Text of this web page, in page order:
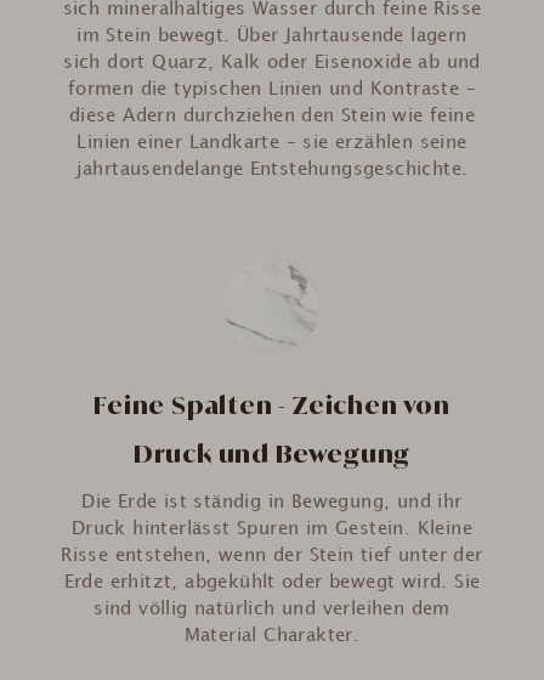
sich mineralhaltiges Wasser durch feine Risse
im Stein bewegt. Über Jahrtausende lagern
sich dort Quarz, Kalk oder Eisenoxide ab und
formen die typischen Linien und Kontraste –
diese Adern durchziehen den Stein wie feine
Linien einer Landkarte – sie erzählen seine
jahrtausendelange Entstehungsgeschichte.
Feine Spalten - Zeichen von
Druck und Bewegung
Die Erde ist ständig in Bewegung, und ihr
Druck hinterlässt Spuren im Gestein. Kleine
Risse entstehen, wenn der Stein tief unter der
Erde erhitzt, abgekühlt oder bewegt wird. Sie
sind völlig natürlich und verleihen dem
Material Charakter.